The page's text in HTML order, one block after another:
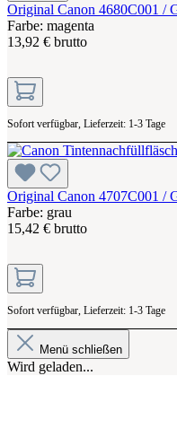
Original Canon 4680C001 /
Farbe: magenta
13,92 € brutto
Sofort verfügbar, Lieferzeit: 1-3 Tage
Original Canon 4707C001 /
Farbe: grau
15,42 € brutto
Sofort verfügbar, Lieferzeit: 1-3 Tage
Menü schließen
Wird geladen...